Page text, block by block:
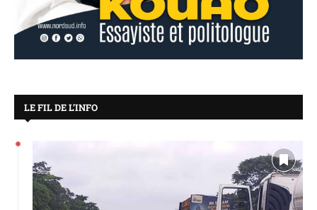
LE FIL DE L’INFO